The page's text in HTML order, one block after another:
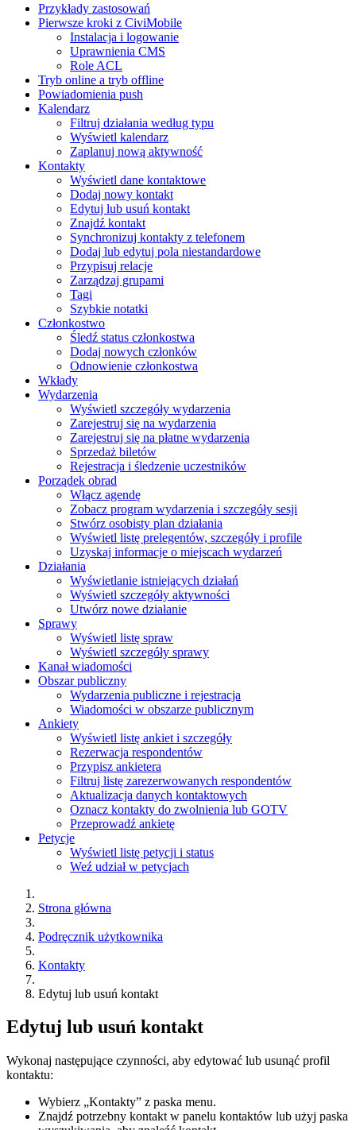
Przykłady zastosowań
Pierwsze kroki z CiviMobile
Instalacja i logowanie
Uprawnienia CMS
Role ACL
Tryb online a tryb offline
Powiadomienia push
Kalendarz
Filtruj działania według typu
Wyświetl kalendarz
Zaplanuj nową aktywność
Kontakty
Wyświetl dane kontaktowe
Dodaj nowy kontakt
Edytuj lub usuń kontakt
Znajdź kontakt
Synchronizuj kontakty z telefonem
Dodaj lub edytuj pola niestandardowe
Przypisuj relacje
Zarządzaj grupami
Tagi
Szybkie notatki
Członkostwo
Śledź status członkostwa
Dodaj nowych członków
Odnowienie członkostwa
Wkłady
Wydarzenia
Wyświetl szczegóły wydarzenia
Zarejestruj się na wydarzenia
Zarejestruj się na płatne wydarzenia
Sprzedaż biletów
Rejestracja i śledzenie uczestników
Porządek obrad
Włącz agendę
Zobacz program wydarzenia i szczegóły sesji
Stwórz osobisty plan działania
Wyświetl listę prelegentów, szczegóły i profile
Uzyskaj informacje o miejscach wydarzeń
Działania
Wyświetlanie istniejących działań
Wyświetl szczegóły aktywności
Utwórz nowe działanie
Sprawy
Wyświetl listę spraw
Wyświetl szczegóły sprawy
Kanał wiadomości
Obszar publiczny
Wydarzenia publiczne i rejestracja
Wiadomości w obszarze publicznym
Ankiety
Wyświetl listę ankiet i szczegóły
Rezerwacja respondentów
Przypisz ankietera
Filtruj listę zarezerwowanych respondentów
Aktualizacja danych kontaktowych
Oznacz kontakty do zwolnienia lub GOTV
Przeprowadź ankietę
Petycje
Wyświetl listę petycji i status
Weź udział w petycjach
Strona główna
Podręcznik użytkownika
Kontakty
Edytuj lub usuń kontakt
Edytuj lub usuń kontakt
Wykonaj następujące czynności, aby edytować lub usunąć profil
kontaktu:
Wybierz „Kontakty” z paska menu.
Znajdź potrzebny kontakt w panelu kontaktów lub użyj paska